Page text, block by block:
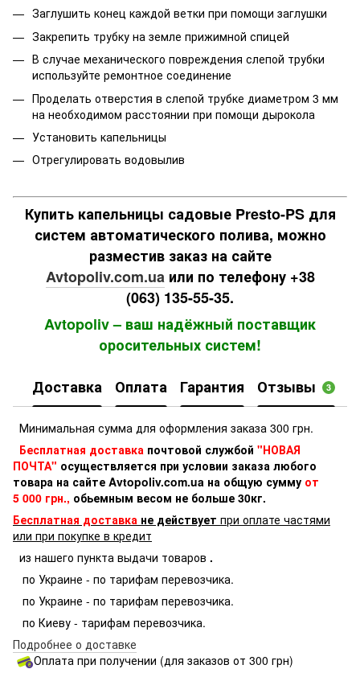
Заглушить конец каждой ветки при помощи заглушки
Закрепить трубку на земле прижимной спицей
В случае механического повреждения слепой трубки
используйте ремонтное соединение
Проделать отверстия в слепой трубке диаметром 3 мм
на необходимом расстоянии при помощи дырокола
Установить капельницы
Отрегулировать водовылив
Купить капельницы садовые Presto-PS для
систем автоматического полива, можно
разместив заказ на сайте
Avtopoliv.com.uaили по телефону +38
(063) 135-55-35.
Avtopoliv – ваш надёжный поставщик
оросительных систем!
Доставка Оплата Гарантия Отзывы 3
Минимальная сумма для оформления заказа 300 грн.
Бесплатная доставка почтовой службой "НОВАЯ
ПОЧТА" осуществляется при условии заказа любого
товара на сайте Avtopoliv.com.ua на общую сумму от
5 000 грн., обьемным весом не больше 30кг.
Бесплатная доставка не действует при оплате частями
или при покупке в кредит
из нашего пункта выдачи товаров .
по Украине - по тарифам перевозчика.
по Украине - по тарифам перевозчика.
по Киеву - тарифам перевозчика.
Подробнее о доставке
Оплата при получении (для заказов от 300 грн)